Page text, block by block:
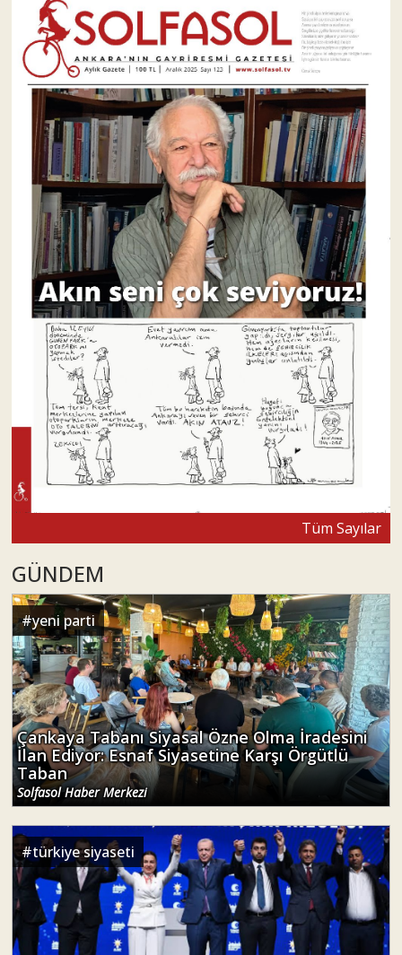
Tüm Sayılar
GÜNDEM
#yeni parti
Çankaya Tabanı Siyasal Özne Olma İradesini
İlan Ediyor: Esnaf Siyasetine Karşı Örgütlü
Taban
Solfasol Haber Merkezi
#türkiye siyaseti